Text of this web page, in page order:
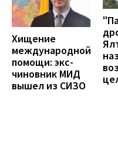
Хищение
международной
помощи: экс-
чиновник МИД
вышел из СИЗО